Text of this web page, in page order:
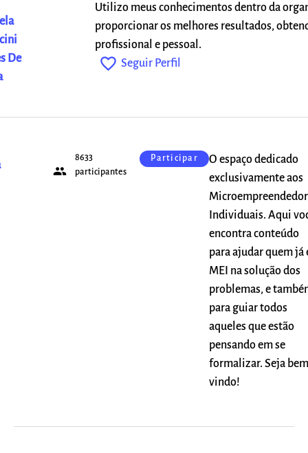
De
Utilizo meus conhecimentos dentro da
proporcionar os melhores resultados,
profissional e pessoal.
favorite_outline Seguir Perfil
people
8633
participantes
Participar
O espaço dedicado
exclusivamente aos
Individuais. Aqui
encontra conteúdo
para ajudar quem já
MEI na solução dos
problemas, e
para guiar todos
aqueles que estão
pensando em se
formalizar. Seja bem
vindo!